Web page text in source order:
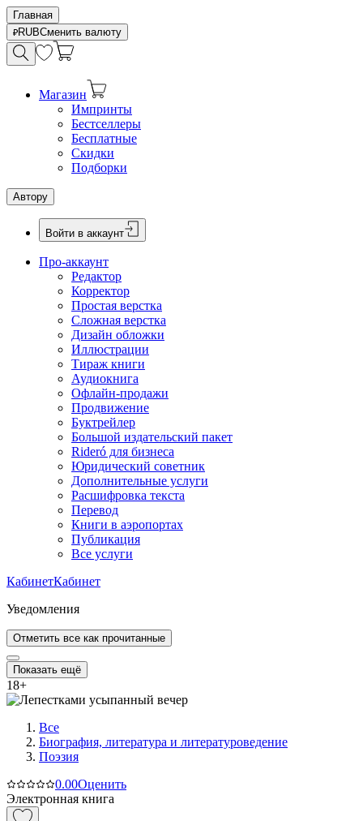
Главная
RUBСменить валюту
Магазин
Импринты
Бестселлеры
Бесплатные
Скидки
Подборки
Автору
Войти в аккаунт
Про-аккаунт
Редактор
Корректор
Простая верстка
Сложная верстка
Дизайн обложки
Иллюстрации
Тираж книги
Аудиокнига
Офлайн-продажи
Продвижение
Буктрейлер
Большой издательский пакет
Rideró для бизнеса
Юридический советник
Дополнительные услуги
Расшифровка текста
Перевод
Книги в аэропортах
Публикация
Все услуги
КабинетКабинет
Уведомления
Отметить все как прочитанные
Показать ещё
18+
Все
Биография, литература и литературоведение
Поэзия
0.00Оценить
Электронная книга